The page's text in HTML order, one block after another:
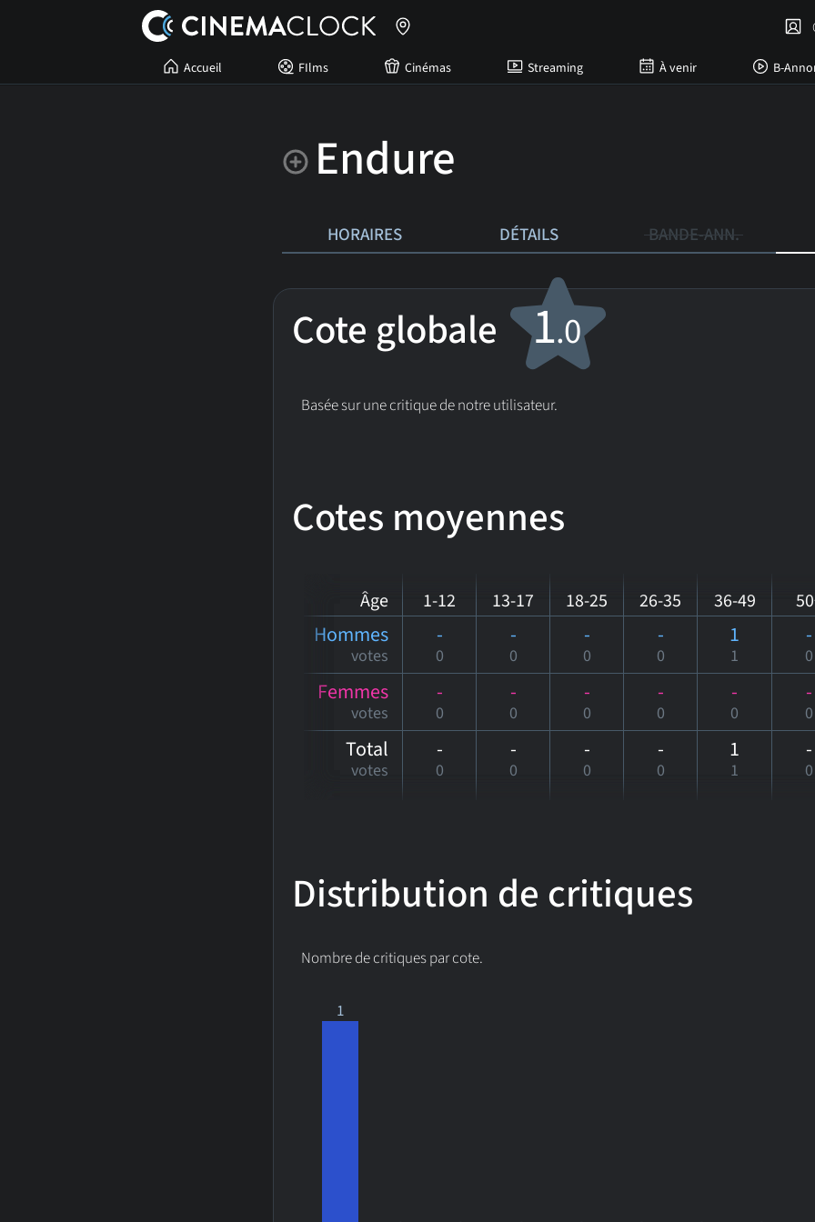
Accueil FIlms Cinémas Streaming À venir B-
Endure
HORAIRES DÉTAILS BANDE-ANN.
Cote globale 1.0
Basée sur une critique de notre utilisateur.
Cotes moyennes
Âge 1-12 13-17 18-25 26-35 36-49
Hommes
votes
-
0
-
0
-
0
-
0
1
1
-
0
Femmes
votes
-
0
-
0
-
0
-
0
-
0
-
0
Total
votes
-
0
-
0
-
0
-
0
1
1
-
0
Distribution de critiques
Nombre de critiques par cote.
1